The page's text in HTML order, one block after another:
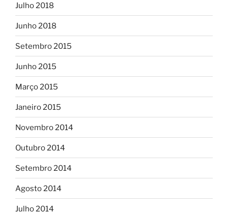
Julho 2018
Junho 2018
Setembro 2015
Junho 2015
Março 2015
Janeiro 2015
Novembro 2014
Outubro 2014
Setembro 2014
Agosto 2014
Julho 2014